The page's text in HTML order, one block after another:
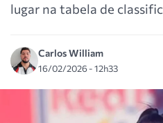
lugar na tabela de
Carlos William
16/02/2026 - 12h33